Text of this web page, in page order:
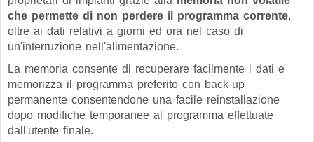
che permette di non perdere il programma corrente,
oltre ai dati relativi a giorni ed ora nel caso di
un'interruzione nell'alimentazione.
La memoria consente di recuperare facilmente i dati e
memorizza il programma preferito con back-up
permanente consentendone una facile reinstallazione
dopo modifiche temporanee al programma effettuate
dall'utente finale.